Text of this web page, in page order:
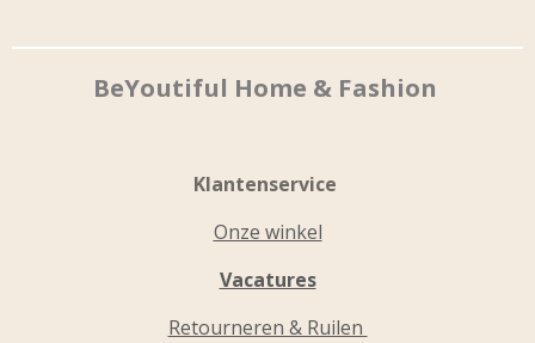
BeYoutiful Home & Fashion
Klantenservice
Onze winkel
Vacatures
Retourneren & Ruilen